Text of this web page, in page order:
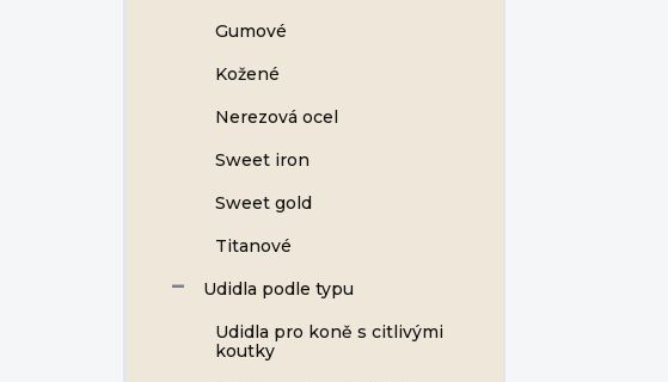
Gumové
Kožené
Nerezová ocel
Sweet iron
Sweet gold
Titanové
Udidla podle typu
Udidla pro koně s citlivými
koutky